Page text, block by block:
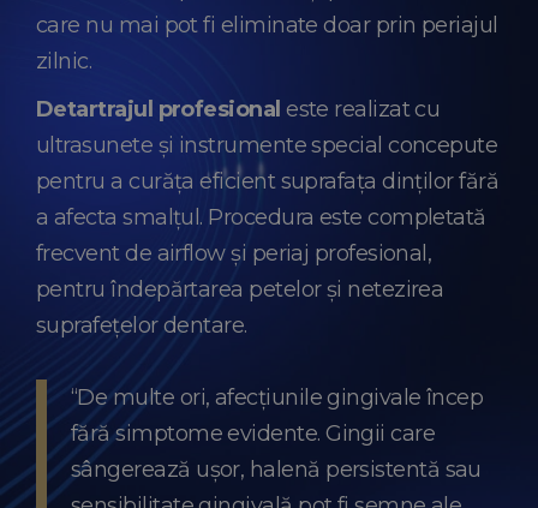
care nu mai pot fi eliminate doar prin periajul
zilnic.
Detartrajul profesional este realizat cu
ultrasunete și instrumente special concepute
pentru a curăța eficient suprafața dinților fără
a afecta smalțul. Procedura este completată
frecvent de airflow și periaj profesional,
pentru îndepărtarea petelor și netezirea
suprafețelor dentare.
“De multe ori, afecțiunile gingivale încep
fără simptome evidente. Gingii care
sângerează ușor, halenă persistentă sau